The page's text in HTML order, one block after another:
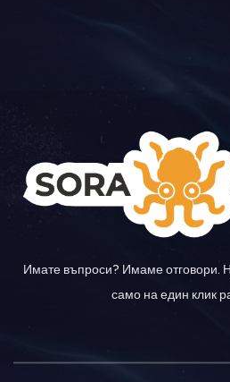
Имате въпроси? Имаме отговори.
само на един клик